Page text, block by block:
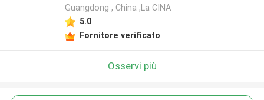
Guangdong , China ,La CINA
5.0
Fornitore verificato
Osservi più